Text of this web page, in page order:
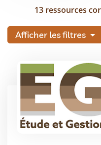
13 ressources
Afficher les filtres